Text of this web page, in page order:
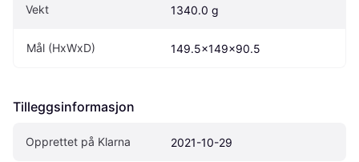
Vekt 1340.0 g
Mål (HxWxD) 149.5x149x90.5
Tilleggsinformasjon
Opprettet på Klarna 2021-10-29